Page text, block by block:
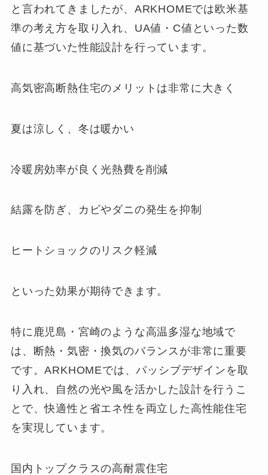
と言われてきましたが、ARKHOMEでは欧米基
準の考え方を取り入れ、UA値・C値といった数
値に基づいた性能設計を行っています。
高気密高断熱住宅のメリットは非常に大きく
夏は涼しく、冬は暖かい
冷暖房効率が良く光熱費を削減
結露を防ぎ、カビやダニの発生を抑制
ヒートショックのリスク軽減
といった効果が期待できます。
特に鹿児島・宮崎のような高温多湿な地域で
は、断熱・気密・換気のバランスが非常に重要
です。ARKHOMEでは、パッシブデザインを取
り入れ、自然の光や風を活かした設計を行うこ
とで、快適性と省エネ性を両立した高性能住宅
を実現しています。
国内トップクラスの高耐震住宅